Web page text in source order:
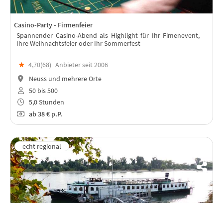
Casino-Party - Firmenfeier
Spannender Casino-Abend als Highlight für Ihr Fimenevent,
Ihre Weihnachtsfeier oder Ihr Sommerfest
★ 4,70(68) Anbieter seit 2006
Neuss und mehrere Orte
50 bis 500
5,0 Stunden
ab38 € p.P.